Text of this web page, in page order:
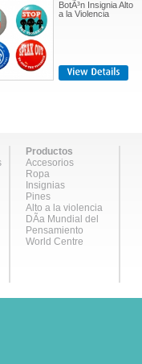
BotÃ³n Insignia Alto
a la Violencia
Productos
Accesorios
Ropa
Insignias
Pines
Alto a la violencia
DÃ­a Mundial del
Pensamiento
World Centre